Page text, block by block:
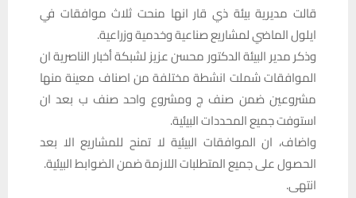
قالت مديرية بيئة ذي قار انها منحت ثلاث موافقات في
ايلول الماضي لمشاريع صناعية وخدمية وزراعية.
وذكر مدير البيئة الدكتور محسن عزيز لشبكة أخبار الناصرية ان
الموافقات شملت انشطة مختلفة من اصناف معينة منها
مشروعين ضمن صنف ج ومشروع واحد صنف ب بعد ان
استوفت جميع المحددات البيئية.
واضاف، ان الموافقات البيئية لا تمنح للمشاريع الا بعد
الحصول على جميع المتطلبات اللازمة ضمن الضوابط البيئية.
انتهى.